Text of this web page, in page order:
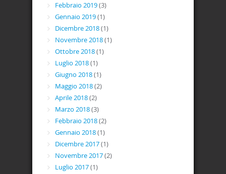
Febbraio 2019(3)
Gennaio 2019(1)
Dicembre 2018(1)
Novembre 2018(1)
Ottobre 2018(1)
Luglio 2018(1)
Giugno 2018(1)
Maggio 2018(2)
Aprile 2018(2)
Marzo 2018(3)
Febbraio 2018(2)
Gennaio 2018(1)
Dicembre 2017(1)
Novembre 2017(2)
Luglio 2017(1)